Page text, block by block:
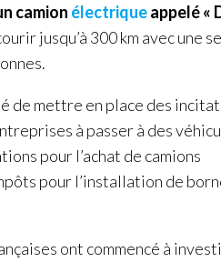
camion électriqueappelé «
jusqu’à 300 km avec une
de mettre en place des
à passer à des
pour l’achat de camions
pour l’installation de
ont commencé à